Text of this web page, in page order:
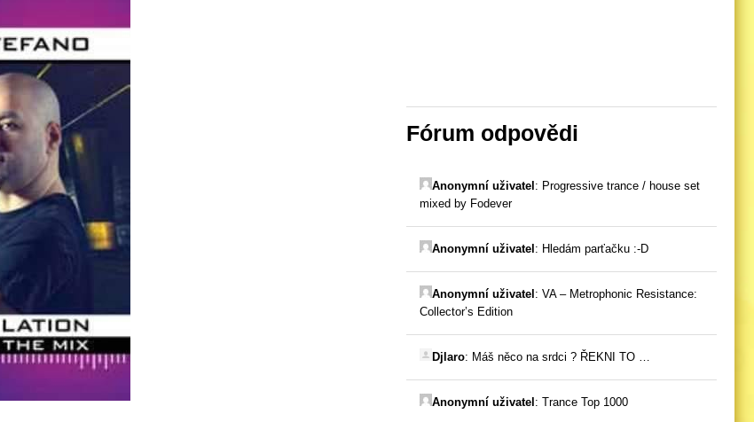
Fórum odpovědi
Anonymní uživatel : Progressive trance / house set
mixed by Fodever
Anonymní uživatel : Hledám parťačku :-D
Anonymní uživatel : VA – Metrophonic Resistance:
Collector’s Edition
Djlaro: Máš něco na srdci ? ŘEKNI TO …
Anonymní uživatel : Trance Top 1000